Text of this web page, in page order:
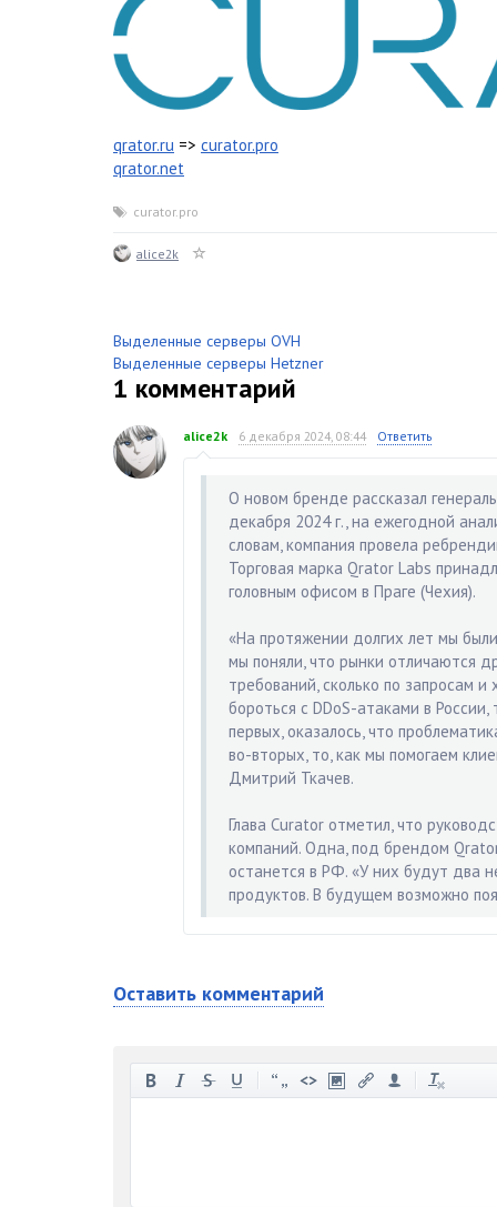
qrator.ru => curator.pro
qrator.net
curator.pro
alice2k
Выделенные серверы OVH
Выделенные серверы Hetzner
1 комментарий
alice2k 6 декабря 2024, 08:44 Ответить
О новом бренде рассказал
декабря 2024 г., на ежегодной
словам, компания провела
Торговая марка Qrator Labs
головным офисом в Праге (Чехия).
«На протяжении долгих лет мы
мы поняли, что рынки отличаются
требований, сколько по запросам
бороться с DDoS-атаками в
первых, оказалось, что
во-вторых, то, как мы помогаем
Дмитрий Ткачев.
Глава Curator отметил, что
компаний. Одна, под брендом
останется в РФ. «У них будут два
продуктов. В будущем возможно
Оставить комментарий